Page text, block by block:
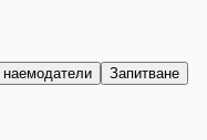
Запитване